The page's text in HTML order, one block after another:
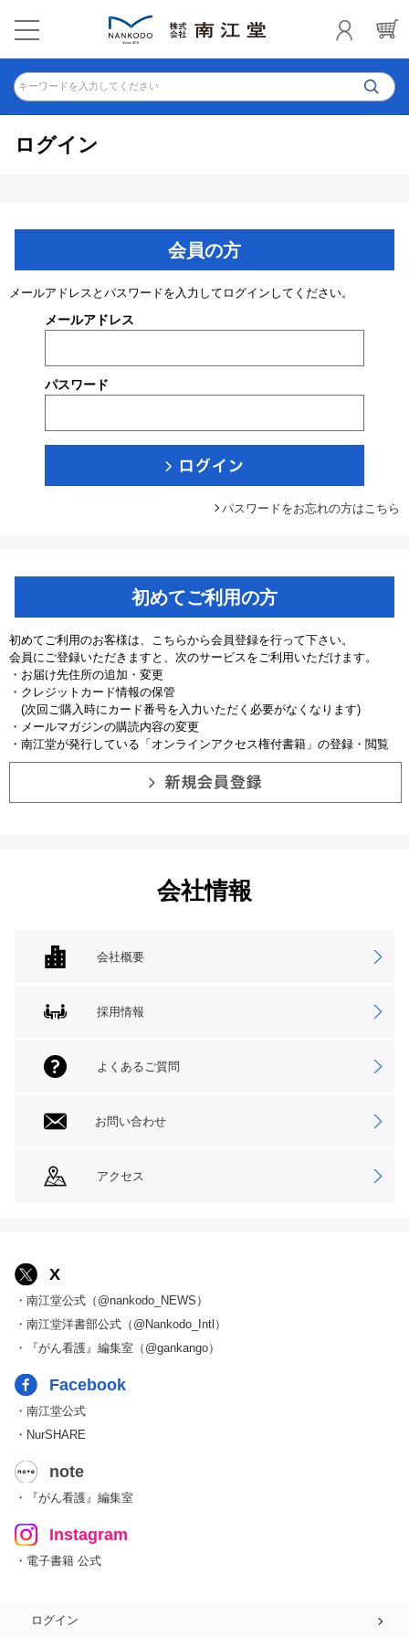
キーワードを入力してください
ログイン
会員の方
メールアドレスとパスワードを入力してログインしてください。
メールアドレス
パスワード
パスワードをお忘れの方はこちら
初めてご利用の方
初めてご利用のお客様は、こちらから会員登録を行って下さい。
会員にご登録いただきますと、次のサービスをご利用いただけます。
・お届け先住所の追加・変更
・クレジットカード情報の保管
(次回ご購入時にカード番号を入力いただく必要がなくなります)
・メールマガジンの購読内容の変更
・南江堂が発行している「オンラインアクセス権付書籍」の登録・閲覧
会社情報
会社概要
採用情報
よくあるご質問
お問い合わせ
アクセス
X
・南江堂公式（@nankodo_NEWS）
・南江堂洋書部公式（@Nankodo_Intl）
・『がん看護』編集室（@gankango）
Facebook
・南江堂公式
・NurSHARE
note
・『がん看護』編集室
Instagram
・電子書籍 公式
ログイン